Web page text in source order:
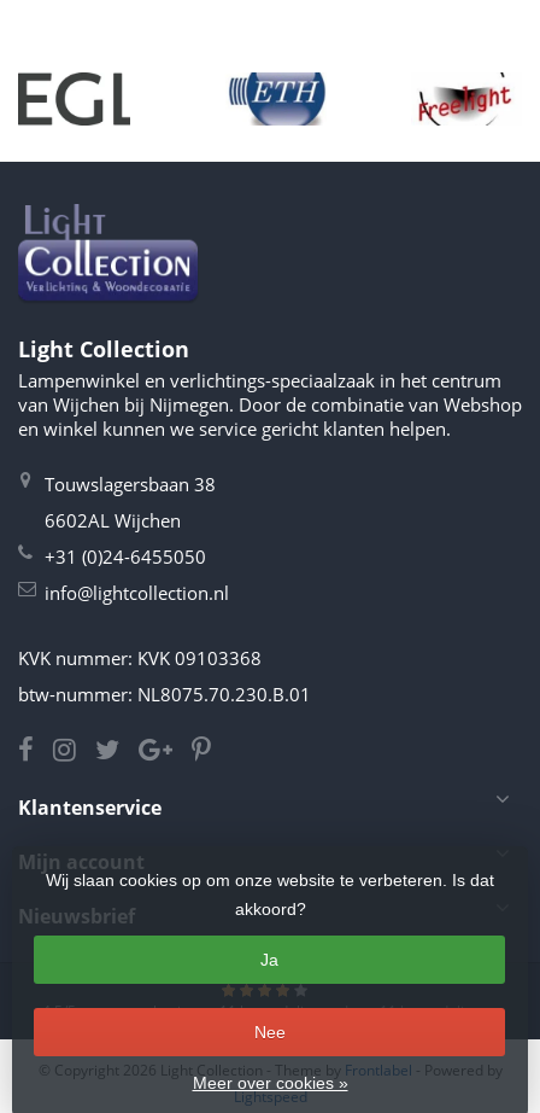
Light Collection
Lampenwinkel en verlichtings-speciaalzaak in het centrum
van Wijchen bij Nijmegen. Door de combinatie van Webshop
en winkel kunnen we service gericht klanten helpen.
Touwslagersbaan 38
6602AL Wijchen
+31 (0)24-6455050
info@lightcollection.nl
KVK nummer: KVK 09103368
btw-nummer: NL8075.70.230.B.01
Klantenservice
Mijn account
Nieuwsbrief
4.5/5sterren op basis van11beoordelingen.Lees 11 beoordelingen
Wij slaan cookies op om onze website te verbeteren. Is dat
akkoord?
Ja
Nee
Meer over cookies »
© Copyright 2026 Light Collection - Theme by Frontlabel - Powered by
Lightspeed